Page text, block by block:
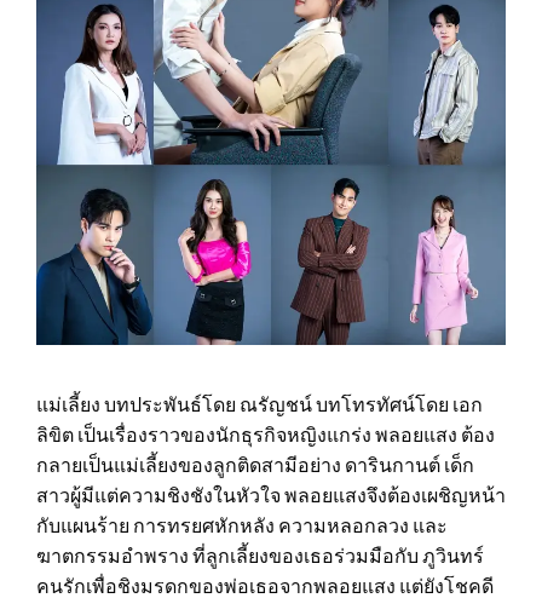
แม่เลี้ยง บทประพันธ์โดย ณรัญชน์ บทโทรทัศน์โดย เอก
ลิขิต เป็นเรื่องราวของนักธุรกิจหญิงแกร่ง พลอยแสง ต้อง
กลายเป็นแม่เลี้ยงของลูกติดสามีอย่าง ดารินกานต์ เด็ก
สาวผู้มีแต่ความชิงชังในหัวใจ พลอยแสงจึงต้องเผชิญหน้า
กับแผนร้าย การทรยศหักหลัง ความหลอกลวง และ
ฆาตกรรมอำพราง ที่ลูกเลี้ยงของเธอร่วมมือกับ ภูวินทร์
คนรักเพื่อชิงมรดกของพ่อเธอจากพลอยแสง แต่ยังโชคดี